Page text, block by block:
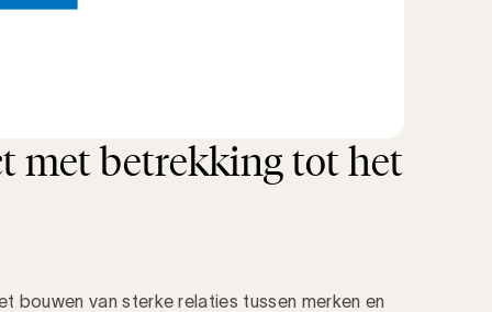
met betrekking tot het
bouwen van sterke relaties tussen merken en